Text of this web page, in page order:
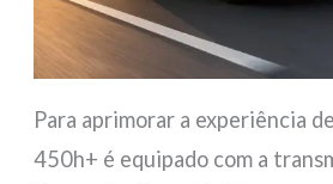
Para aprimorar a experiência
450h+ é equipado com a